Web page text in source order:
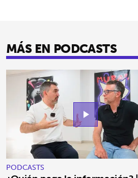
MÁS EN PODCASTS
play_arrow
PODCASTS